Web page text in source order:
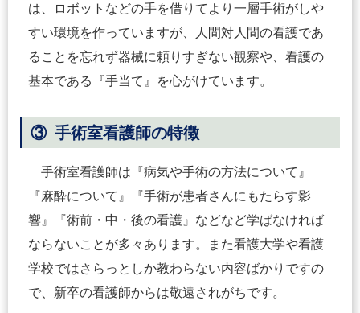
は、ロボットなどの手を借りてより一層手術がしや
すい環境を作っていますが、人間対人間の看護であ
ることを忘れず器械に頼りすぎない観察や、看護の
基本である『手当て』を心がけています。
③ 手術室看護師の特徴
手術室看護師は『病気や手術の方法について』
『麻酔について』『手術が患者さんにもたらす影
響』『術前・中・後の看護』などなど学ばなければ
ならないことが多々あります。また看護大学や看護
学校ではさらっとしか教わらない内容ばかりですの
で、新卒の看護師からは敬遠されがちです。